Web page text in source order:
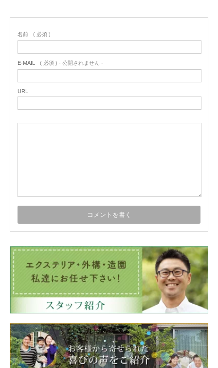
名前 ( 必須 )
E-MAIL ( 必須 ) - 公開されません -
URL